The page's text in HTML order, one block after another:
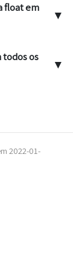
float em
▼
os
▼
2022-01-